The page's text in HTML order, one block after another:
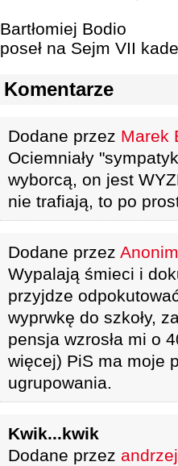
Bartłomiej Bodio
poseł na Sejm VII
Komentarze
Dodane przez Marek
Ociemniały
wyborcą, on jest
nie trafiają, to po
Dodane przez Anonim
Wypalają śmieci i
przyjdze
wyprwkę do szkoły,
pensja wzrosła mi o
więcej) PiS ma moje
ugrupowania.
Kwik...kwik
Dodane przez